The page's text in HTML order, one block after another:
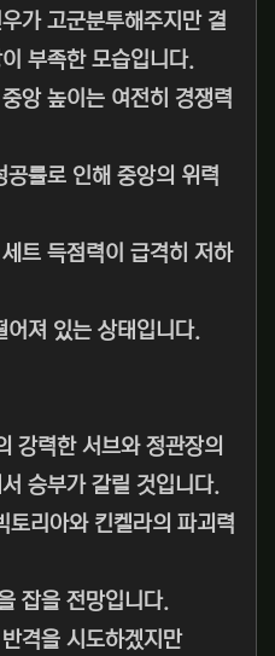
가 고군분투해주지만 결
부족한 모습입니다.
앙 높이는 여전히 경쟁력
률로 인해 중앙의 위력
트 득점력이 급격히 저하
어져 있는 상태입니다.
강력한 서브와 정관장의
승부가 갈릴 것입니다.
리아와 킨켈라의 파괴력
잡을 전망입니다.
격을 시도하겠지만